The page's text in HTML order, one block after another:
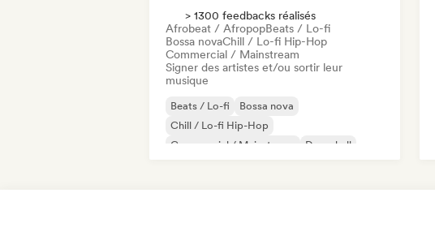
> 1300 feedbacks réalisés
Afrobeat / AfropopBeats / Lo-fi
Bossa novaChill / Lo-fi Hip-Hop
Commercial / Mainstream
Signer des artistes et/ou sortir leur
musique
Beats / Lo-fi
Bossa nova
Chill / Lo-fi Hip-Hop
Commercial / Mainstream
Dancehall